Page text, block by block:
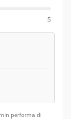
5
performa di